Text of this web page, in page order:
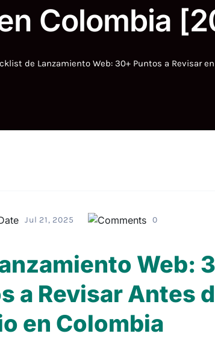
Colombia
de Lanzamiento Web: 30+ Puntos a Revisar
Jul 21, 2025 0
Web:
a Revisar Antes
en Colombia